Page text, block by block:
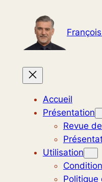
contenu
Accueil
Présentation
Revue
Utilisation
Politique